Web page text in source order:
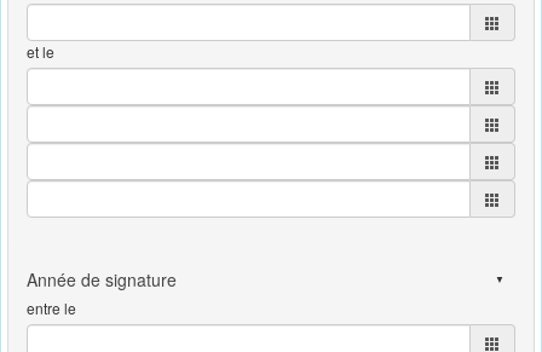
et le
entre le